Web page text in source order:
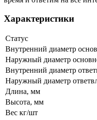
Характеристики
Статус
Внутренний диаметр
Наружный диаметр
Внутренний диаметр
Наружный диаметр
Длина, мм
Высота, мм
Вес кг/шт